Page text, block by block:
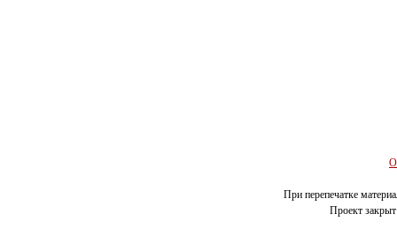
О
При перепечатке
Проект закрыт